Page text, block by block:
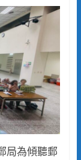
局為傾聽郵